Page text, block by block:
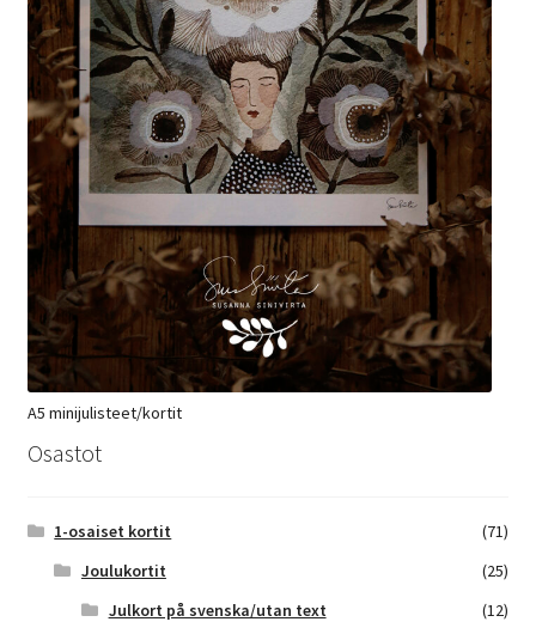
A5 minijulisteet/kortit
Osastot
1-osaiset kortit
(71)
Joulukortit
(25)
Julkort på svenska/utan text
(12)